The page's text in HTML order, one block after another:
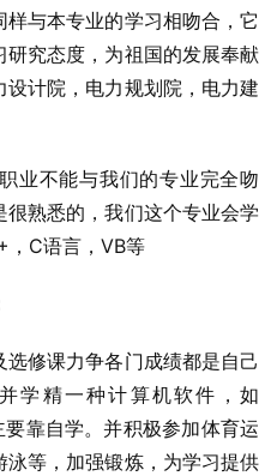
与本专业的学习相吻合，它
究态度，为祖国的发展奉献
计院，电力规划院，电力建
业不能与我们的专业完全吻
熟悉的，我们这个专业会学
，C语言，VB等
修课力争各门成绩都是自己
学精一种计算机软件，如
靠自学。并积极参加体育运
等，加强锻炼，为学习提供